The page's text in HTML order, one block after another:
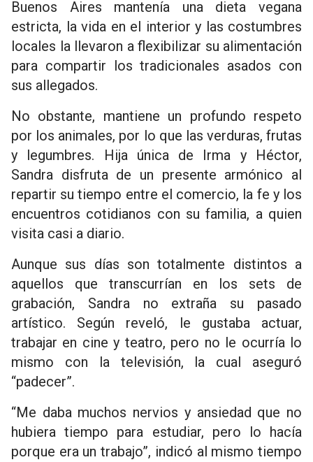
Buenos Aires mantenía una dieta vegana
estricta, la vida en el interior y las costumbres
locales la llevaron a flexibilizar su alimentación
para compartir los tradicionales asados con
sus allegados.
No obstante, mantiene un profundo respeto
por los animales, por lo que las verduras, frutas
y legumbres. Hija única de Irma y Héctor,
Sandra disfruta de un presente armónico al
repartir su tiempo entre el comercio, la fe y los
encuentros cotidianos con su familia, a quien
visita casi a diario.
Aunque sus días son totalmente distintos a
aquellos que transcurrían en los sets de
grabación, Sandra no extraña su pasado
artístico. Según reveló, le gustaba actuar,
trabajar en cine y teatro, pero no le ocurría lo
mismo con la televisión, la cual aseguró
“padecer”.
“Me daba muchos nervios y ansiedad que no
hubiera tiempo para estudiar, pero lo hacía
porque era un trabajo”, indicó al mismo tiempo